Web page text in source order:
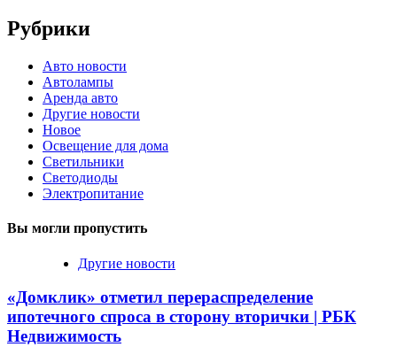
Рубрики
Авто новости
Автолампы
Аренда авто
Другие новости
Новое
Освещение для дома
Светильники
Светодиоды
Электропитание
Вы могли пропустить
Другие новости
«Домклик» отметил перераспределение
ипотечного спроса в сторону вторички | РБК
Недвижимость